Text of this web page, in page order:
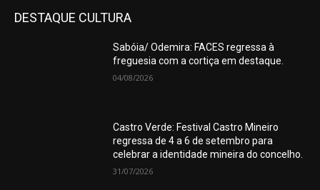
DESTAQUE CULTURA
Sabóia/ Odemira: FACES regressa à
freguesia com a cortiça em destaque.
04/08/2026
Castro Verde: Festival Castro Mineiro
regressa de 4 a 6 de setembro para
celebrar a identidade mineira do concelho.
31/07/2026